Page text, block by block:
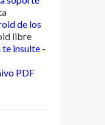
de los
libre
te insulte -
PDF